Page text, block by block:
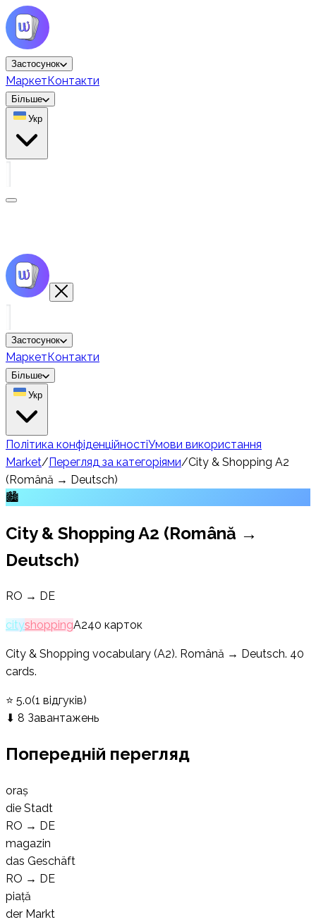
Застосунок
МаркетКонтакти
Більше
Укр
Застосунок
МаркетКонтакти
Більше
Укр
Політика конфіденційностіУмови використання
Market/Перегляд за категоріями/City & Shopping A2
(Română → Deutsch)
🏙️
City & Shopping A2 (Română →
Deutsch)
RO → DE
cityshoppingA240 карток
City & Shopping vocabulary (A2). Română → Deutsch. 40
cards.
⭐ 5.0(1 відгуків)
⬇ 8 Завантажень
Попередній перегляд
oraș
die Stadt
RO → DE
magazin
das Geschäft
RO → DE
piață
der Markt